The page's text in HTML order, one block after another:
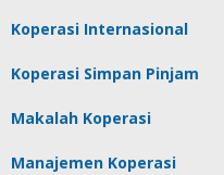
Koperasi Internasional
Koperasi Simpan Pinjam
Makalah Koperasi
Manajemen Koperasi